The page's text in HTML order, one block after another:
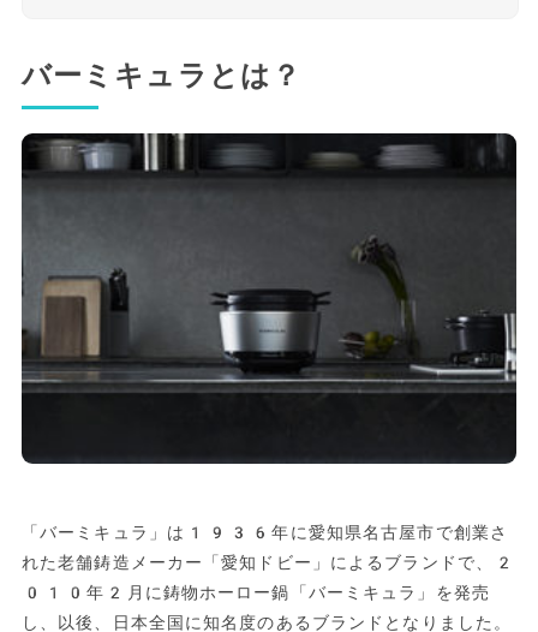
バーミキュラとは？
「バーミキュラ」は1936年に愛知県名古屋市で創業さ
れた老舗鋳造メーカー「愛知ドビー」によるブランドで、2
010年2月に鋳物ホーロー鍋「バーミキュラ」を発売
し、以後、日本全国に知名度のあるブランドとなりました。